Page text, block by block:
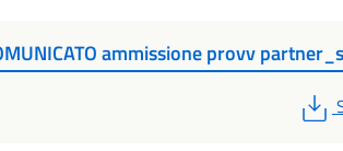
ammissione provv